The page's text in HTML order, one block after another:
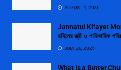
AUGUST 4, 2026
Jannatul Kifayet
রহিমের স্ত্রী ও পারিবারিক
JULY 28, 2026
What Is a Butter